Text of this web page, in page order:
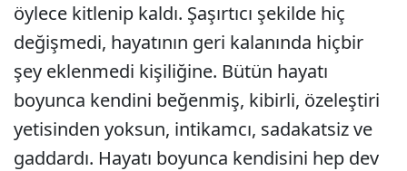
öylece kitlenip kaldı. Şaşırtıcı şekilde hiç
değişmedi, hayatının geri kalanında hiçbir
şey eklenmedi kişiliğine. Bütün hayatı
boyunca kendini beğenmiş, kibirli, özeleştiri
yetisinden yoksun, intikamcı, sadakatsiz ve
gaddardı. Hayatı boyunca kendisini hep dev